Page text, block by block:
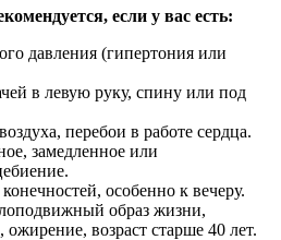
если у вас есть:
давления (гипертония или
в левую руку, спину или под
перебои в работе сердца.
замедленное или
особенно к вечеру.
образ жизни,
возраст старше 40 лет.